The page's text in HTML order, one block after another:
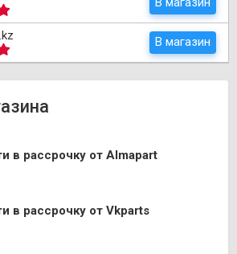
В магазин
в рассрочку от Almapart
в рассрочку от Vkparts